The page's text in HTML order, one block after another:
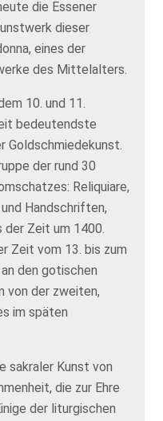
die Essener
dieser
eines der
des Mittelalters.
10. und 11.
bedeutendste
Goldschmiedekunst.
der rund 30
Reliquiare,
Handschriften,
der Zeit um 1400.
Zeit vom 13. bis zum
den gotischen
von der zweiten,
im späten
sakraler Kunst von
die zur Ehre
der liturgischen